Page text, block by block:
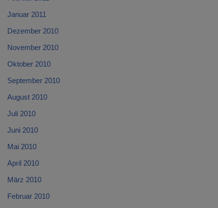
Januar 2011
Dezember 2010
November 2010
Oktober 2010
September 2010
August 2010
Juli 2010
Juni 2010
Mai 2010
April 2010
März 2010
Februar 2010